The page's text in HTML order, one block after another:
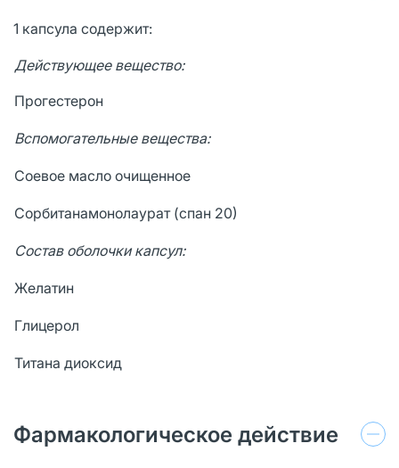
1 капсула содержит:
Действующее вещество:
Прогестерон
Вспомогательные вещества:
Соевое масло очищенное
Сорбитанамонолаурат (спан 20)
Состав оболочки капсул:
Желатин
Глицерол
Титана диоксид
Фармакологическое действие